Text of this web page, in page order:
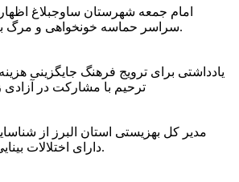
امام جمعه شهرستان ساوجبلاغ
سراسر حماسه خونخواهی و مرگ بر آمریکا و اسرائیل بود.
یادداشتی برای ترویج فرهنگ جایگزینی
ترحیم با مشارکت در آزادی
دارای اختلالات بینایی در این استان خبر داد.